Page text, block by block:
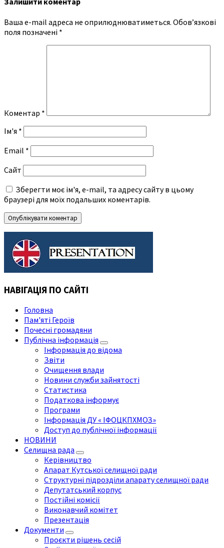
Ваша e-mail адреса не оприлюднюватиметься. Обов’язкові
поля позначені *
Коментар *
Ім'я *
Email *
Сайт
Зберегти моє ім'я, e-mail, та адресу сайту в цьому
браузері для моїх подальших коментарів.
НАВІГАЦІЯ ПО САЙТІ
Головна
Пам'яті Героїв
Почесні громадяни
Публічна інформація
Інформація до відома
Звіти
Очищення влади
Новини служби зайнятості
Статистика
Податкова інформує
Програми
Інформація ДУ « ІФОЦКПХМОЗ»
Доступ до публічної інформації
НОВИНИ
Селищна рада
Керівництво
Апарат Кутської селищної ради
Структурні підрозділи апарату селищної ради
Депутатський корпус
Постійні комісії
Виконавчий комітет
Презентація
Документи
Проєкти рішень сесій